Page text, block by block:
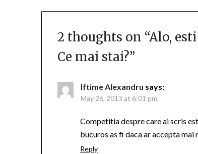
2 thoughts on “Alo,
Ce mai stai?”
Iftime Alexandru says:
May 26, 2013 at 6:01 pm
Competitia despre care ai scris
bucuros as fi daca ar accepta
Reply